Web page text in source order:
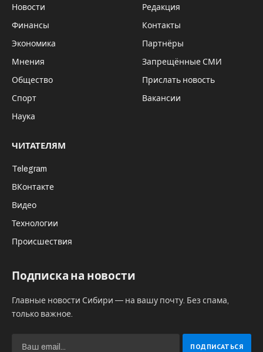
Новости
Финансы
Экономика
Мнения
Общество
Спорт
Наука
Редакция
Контакты
Партнёры
Запрещённые СМИ
Прислать новость
Вакансии
ЧИТАТЕЛЯМ
Telegram
ВКонтакте
Видео
Технологии
Происшествия
Подписка на новости
Главные новости Сибири — на вашу почту. Без спама,
только важное.